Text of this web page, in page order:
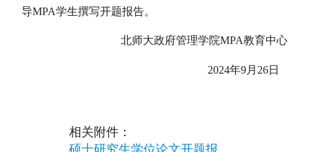
导MPA学生撰写开题报告。
北师大政府管理学院MPA教育中心
2024年9月26日
相关附件：